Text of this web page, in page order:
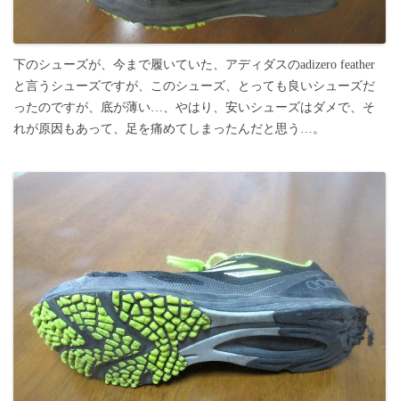
下のシューズが、今まで履いていた、アディダスのadizero feather
と言うシューズですが、このシューズ、とっても良いシューズだ
ったのですが、底が薄い…、やはり、安いシューズはダメで、そ
れが原因もあって、足を痛めてしまったんだと思う…。